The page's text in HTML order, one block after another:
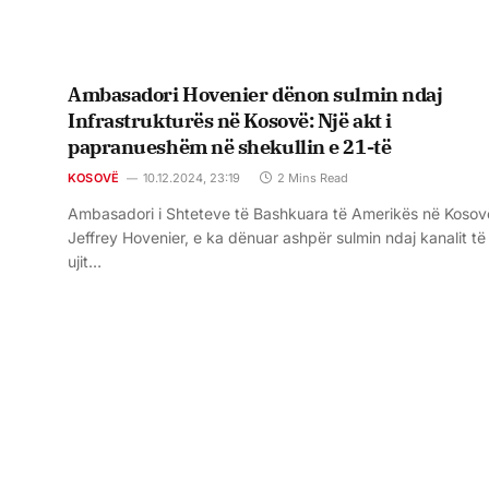
Ambasadori Hovenier dënon sulmin ndaj
Infrastrukturës në Kosovë: Një akt i
papranueshëm në shekullin e 21-të
KOSOVË 10.12.2024, 23:19 2 Mins Read
Ambasadori i Shteteve të Bashkuara të Amerikës në
Jeffrey Hovenier, e ka dënuar ashpër sulmin ndaj kanalit të
ujit…